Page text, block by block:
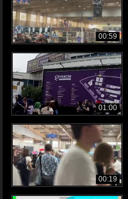
00:59
01:00
00:19